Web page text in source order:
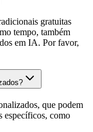
gratuitas
tempo, também
em IA. Por favor,
que podem
específicos, como